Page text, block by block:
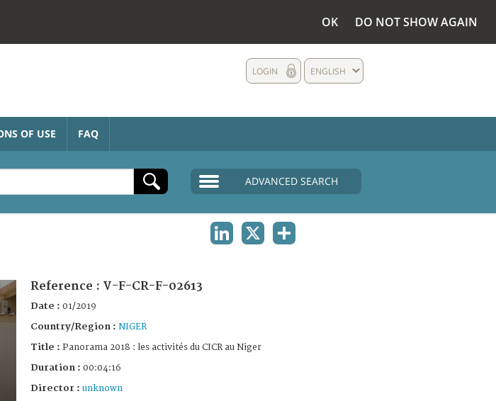
OK DO NOT SHOW AGAIN
ENGLISH
LOGIN
OF USE FAQ
ADVANCED SEARCH
Reference : V-F-CR-F-02613
Date : 01/2019
Country/Region : NIGER
Title : Panorama 2018 : les activités du CICR au Niger
Duration : 00:04:16
Director : unknown